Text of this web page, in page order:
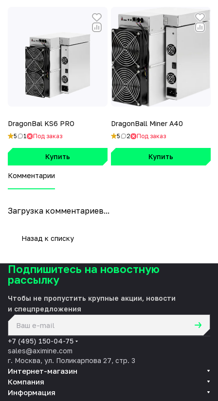
DragonBal KS6 PRO
5 1 Под заказ
Купить
DragonBall Miner A40
5 2 Под заказ
Купить
Комментарии
Загрузка комментариев...
Назад к списку
Подпишитесь на новостную
рассылку
Чтобы не пропустить крупные акции, новости
и спецпредложения
+7 (495) 150-04-75
sales@aximine.com
г. Москва, ул. Поликарпова 27, стр. 3
Интернет-магазин
Компания
Информация